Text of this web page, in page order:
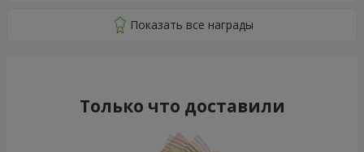
Только что доставили